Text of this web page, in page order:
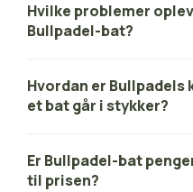
Hvilke problemer
Bullpadel-bat?
Hvordan er Bullpadels
et bat går i stykker?
Er Bullpadel-bat
til prisen?